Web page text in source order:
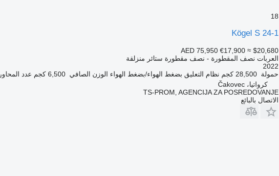
18
Kögel S 24-1
AED 75,950 €17,900 ≈ $20,680
العربات نصف المقطورة - نصف مقطورة ستائر منزلقة
2022
حمولة 28,500 كجم نظام التعليق بضغط الهواء/بضغط الهواء الوزن الصافي 6,500 كجم عدد المحاور
كرواتيا، Čakovec
TS-PROM, AGENCIJA ZA POSREDOVANJE
الاتصال بالبائع